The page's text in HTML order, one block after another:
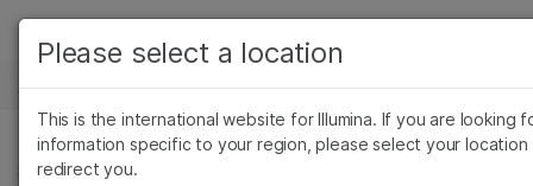
Skip to content
解决方案
学习
新闻中心
社区, 公司
查看更多相关内容。选择您感兴趣的领域:
癌症研究
微生物学
临床肿瘤学
Please select a location
This is the international website for Illumina. If you are looking
information specific to your region, please select your location
redirect you.